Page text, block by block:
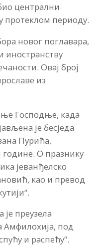
централни
протеклом периоду.
новог поглавара,
иностранству
Овај број
из
Господње, када
је бесједа
Пурића,
године. О празнику
јеванђелско
као и превод
преузела
под
и распећу“.